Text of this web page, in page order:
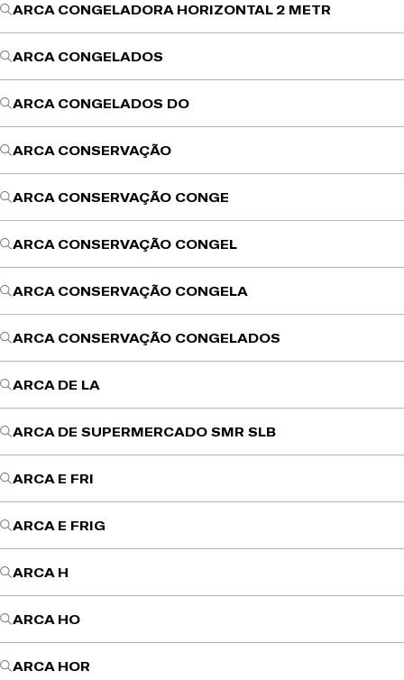
ARCA CONGELADORA HORIZONTAL 2 METR
ARCA CONGELADOS
ARCA CONGELADOS DO
ARCA CONSERVAÇÃO
ARCA CONSERVAÇÃO CONGE
ARCA CONSERVAÇÃO CONGEL
ARCA CONSERVAÇÃO CONGELA
ARCA CONSERVAÇÃO CONGELADOS
ARCA DE LA
ARCA DE SUPERMERCADO SMR SLB
ARCA E FRI
ARCA E FRIG
ARCA H
ARCA HO
ARCA HOR